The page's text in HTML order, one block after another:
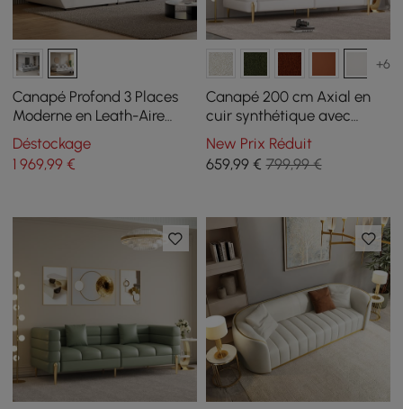
Canapé Profond 3 Places
Moderne en Leath-Aire
Blanc 2780 mm avec
Dossier Réglable
Déstockage
1 969,99 €
+6
Canapé 200 cm Axial en
cuir synthétique avec
pieds dorés et coussins
New Prix Réduit
659,99€ 799,99 €